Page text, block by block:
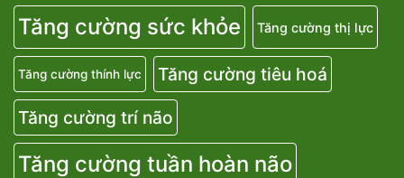
Tăng cường sức khỏe Tăng cường thị lực
Tăng cường thính lực
Tăng cường tiêu hoá
Tăng cường trí não
Tăng cường tuần hoàn não